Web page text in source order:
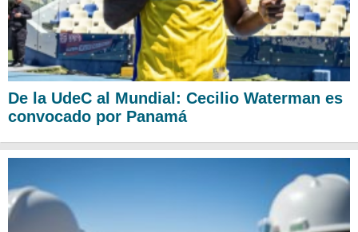
De la UdeC al Mundial: Cecilio Waterman es
convocado por Panamá